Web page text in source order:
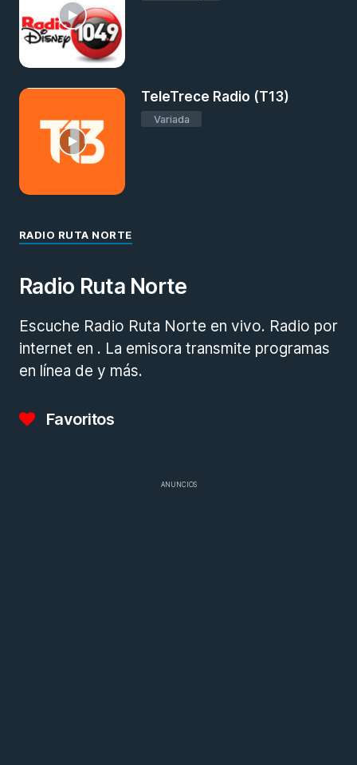
TeleTrece Radio (T13)
Variada
RADIO RUTA NORTE
Radio Ruta Norte
Escuche Radio Ruta Norte en vivo. Radio por
internet en . La emisora transmite programas
en línea de y más.
Favoritos
ANUNCIOS